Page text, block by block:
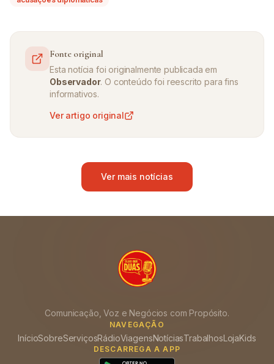
Fonte original
Esta notícia foi originalmente publicada em
Observador. O conteúdo foi reescrito para fins
informativos.
Ver artigo original
Ver mais notícias
Comunicação, Voz e Negócios com Propósito.
NAVEGAÇÃO
InícioSobreServiçosRádioViagensNotíciasTrabalhosLojaKids
DESCARREGA A APP